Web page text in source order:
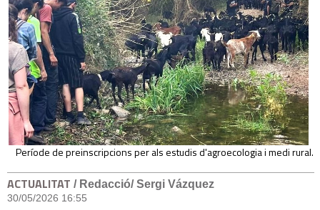
Període de preinscripcions per als estudis d'agroecologia i medi rural.
ACTUALITAT / Redacció/ Sergi Vázquez
30/05/2026 16:55